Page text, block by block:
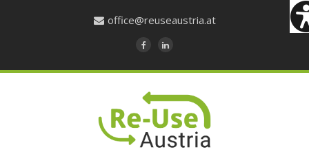
office@reuseaustria.at